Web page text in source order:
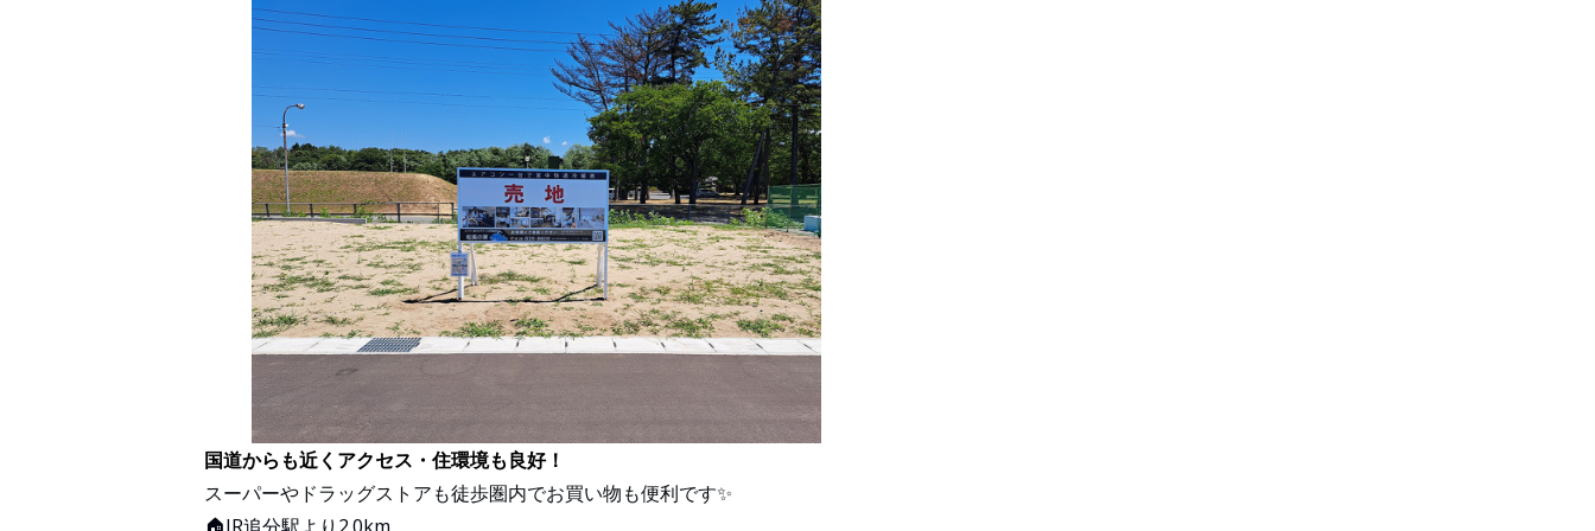
国道からも近くアクセス・住環境も良好！
スーパーやドラッグストアも徒歩圏内でお買い物も便利です✨